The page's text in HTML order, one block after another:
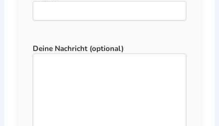
Deine Nachricht (optional)